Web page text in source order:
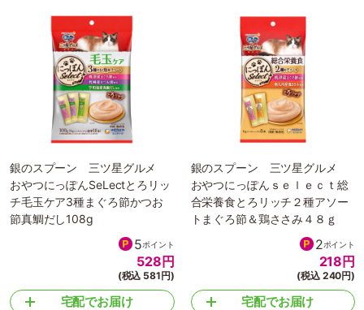
銀のスプーン 三ツ星グルメ
おやつにっぽんSeLectとろリッ
チ毛玉ケア3種まぐろ節かつお
節真鯛だし108g
5ポイント
528 円
(税込 581円)
宅配でお届け
銀のスプーン 三ツ星グルメ
おやつにっぽんｓｅｌｅｃｔ総
合栄養食とろリッチ２種アソー
トまぐろ節＆鶏ささみ４８ｇ
2ポイント
218 円
(税込 240円)
宅配でお届け